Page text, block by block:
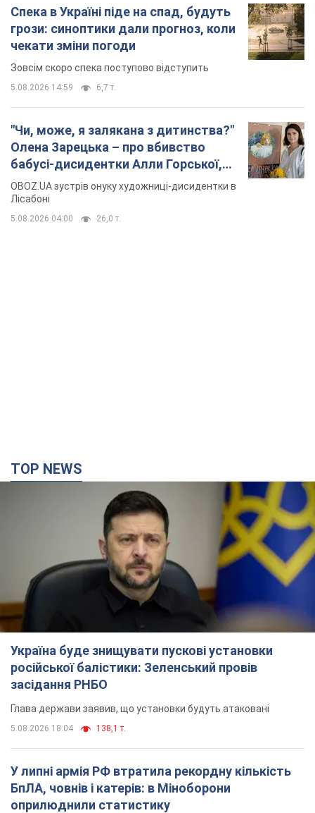
Спека в Україні піде на спад, будуть
грози: синоптики дали прогноз, коли
чекати зміни погоди
Зовсім скоро спека поступово відступить
5.08.2026 14:59 6,7 т.
"Чи, може, я залякана з дитинства?"
Олена Зарецька – про вбивство
бабусі-дисидентки Алли Горської,
критику Дмитра Стуса та втечу в
Португалію з 5 дітьми
OBOZ.UA зустрів онуку художниці-дисидентки в
Лісабоні
5.08.2026 04:00 26,0 т.
TOP NEWS
Україна буде знищувати пускові установки
російської балістики: Зеленський провів
засідання РНБО
Глава держави заявив, що установки будуть атаковані
5.08.2026 18:04 138,1 т.
У липні армія РФ втратила рекордну кількість
БпЛА, човнів і катерів: в Міноборони
оприлюднили статистику